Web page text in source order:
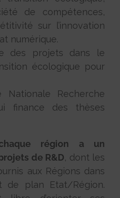
de compétences,
sur l’innovation
numérique.
des projets dans le
écologique pour
Nationale Recherche
finance des thèses
région a un
de R&D, dont les
aux Régions dans
de plan Etat/Région.